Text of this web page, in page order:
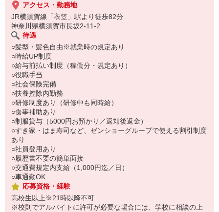
アクセス・勤務地
JR横須賀線「衣笠」駅より徒歩82分
神奈川県横須賀市長坂2-11-2
待遇
○髪型・髪色自由※就業時の規定あり
○時給UP制度
○給与前払い制度（稼働分・規定あり）
○役職手当
○社会保険完備
○扶養控除内勤務
○研修制度あり（研修中も同時給）
○食事補助あり
○制服貸与（5000円お預かり／返却後返金）
○すき家・はま寿司など、ゼンショーグループで使える割引制度
あり
○社員登用あり
○履歴書不要の簡単面接
○交通費規定内支給（1,000円迄／日）
○車通勤OK
応募資格・経験
高校生以上※21時以降不可
※校則でアルバイトに許可が必要な場合には、学校に相談の上